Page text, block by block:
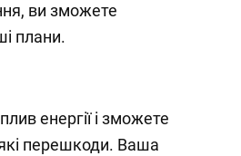
ви зможете
плани.
енергії і зможете
перешкоди. Ваша